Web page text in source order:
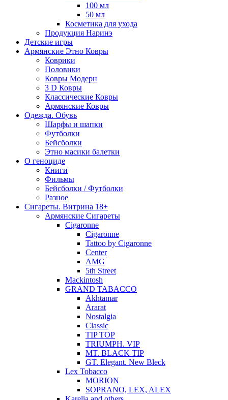
100 мл
50 мл
Косметика для ухода
Продукция Наринэ
Детские игры
Армянские Этно Ковры
Коврики
Половики
Ковры Модерн
3 D Ковры
Классические Ковры
Армянские Ковры
Одежда. Обувь
Шарфы и шапки
Футболки
Бейсболки
Этно масики балетки
О геноциде
Книги
Фильмы
Бейсболки / Футболки
Разное
Сигареты. Витрина 18+
Армянские Сигареты
Cigaronne
Cigaronne
Tattoo by Cigaronne
Center
AMG
5th Street
Mackintosh
GRAND TABACCO
Akhtamar
Ararat
Nostalgia
Classic
TIP TOP
TRIUMPH. VIP
MT. BLACK TIP
GT. Elegant. New Bleck
Lex Tobacco
MORION
SOPRANO, LEX, ALEX